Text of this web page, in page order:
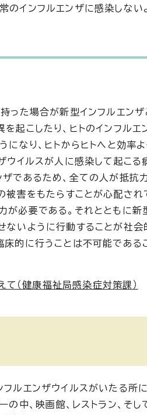
インフルエンザに感染しな
った場合が新型インフルエン
起こしたり、ヒトのインフル
になり、ヒトからヒトへと効率
イルスが人に感染して起こる
であるため、全ての人が抵抗
害をもたらすことが心配され
必要である。それとともに新
いように行動することが社会
的に行うことは不可能である
（健康福祉局感染症対策課）
ルエンザウイルスがいたる所
中、映画館、レストラン、そ